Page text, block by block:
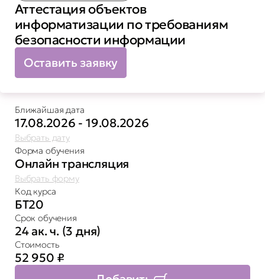
Аттестация объектов
информатизации по требованиям
безопасности информации
Оставить заявку
Ближайшая дата
17.08.2026 - 19.08.2026
Выбрать дату
Форма обучения
Онлайн трансляция
Выбрать форму
Код курса
БТ20
Срок обучения
24 ак. ч. (3 дня)
Стоимость
52 950 ₽